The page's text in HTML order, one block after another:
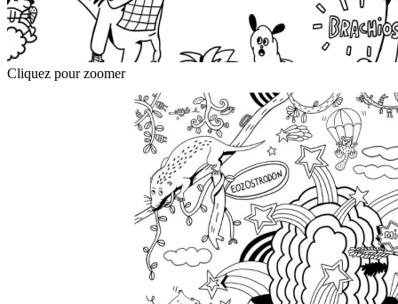
Cliquez pour zoomer